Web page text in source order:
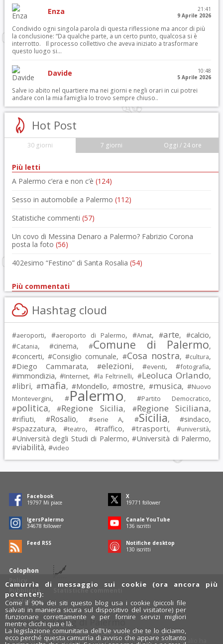
Enza
21:41
9 Aprile 2026
Condivido ogni singola parola di questa riflessione ma ancor di più
la conclusione: “Da qualche parte, a un certo punto, qualcosa si è
interrotto. Il processo collettivo che aveva iniziato a trasformare
questo luogo si...
Davide
10:48
5 Aprile 2026
Salve io abito nel quartiere ma nei giorni e negli orari in cui potrei
andare con la mia famiglia lo trovo sempre chiuso..
Hot Post
30 giorni 7 giorni Oggi / 24 ore
Più letti
A Palermo c’era e non c’è (124)
Sesso in automobile a Palermo (112)
Statistiche commenti (57)
Un covo di Messina Denaro a Palermo? Fabrizio Corona
posta la foto (56)
402esimo “Festino” di Santa Rosalia (54)
Più commentati
Hashtag cloud
#aeroporti, #aeroporto di Palermo, #Amat, #arte, #calcio,
#Catania, #cinema, #Comune di Palermo,
#concerti, #Consiglio comunale, #Cosa nostra, #cultura,
#Diego Cammarata, #elezioni, #eventi, #fotografia,
#immondizia, #Internet, #la Feltrinelli, #Leoluca Orlando,
#libri, #mafia, #Mondello, #mostre, #musica, #Nuovo
Montevergini, #Palermo, #Partito Democratico,
#politica, #Regione Sicilia, #Regione Siciliana,
#rifiuti, #Rosalio, #serie A, #Sicilia, #sindaco,
#spazzatura, #teatro, #traffico, #trasporti, #università,
#Università degli Studi di Palermo, #Università di Palermo,
#viabilità, #video
Colophon
Policy
Pubblicità
Contatti
Statistiche commenti
Facebook
19797 Mi piace
X
19771 follower
IgersPalermo
34678 follower
Canale YouTube
136 iscritti
Feed RSS
Notifiche desktop
130 iscritti
Rosalio è il blog di Palermo
754 autoriraccontano Palermo dal loro punto di vista.
Anche tu puoi essere uno degli autori: inviaci un' e-mail. Rosalio ha
Camurrìa di messaggio sui cookie (ora ancora più
potente!):
Come il 90% dei siti questo blog usa i cookie (piccoli file
salvati in maniera sicura sul dispositivo del visitatore) per
funzionare correttamente e per fornire servizi migliori
mentre clicchi qua e là.
La legislazione comunitaria dell'Ue vuole che te lo diciamo,
ecco perché questa camurrìa di avviso che appare soltanto